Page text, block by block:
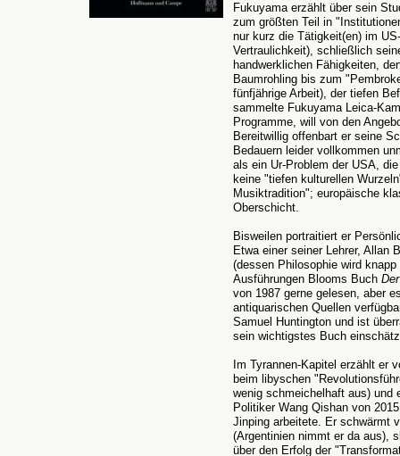
Fukuyama erzählt über sein
zum größten Teil in
nur kurz die Tätigkeit(en) im
Vertraulichkeit), schließlich
handwerklichen Fähigkeiten,
Baumrohling bis zum
fünfjährige Arbeit), der tiefen
sammelte Fukuyama Leica-
Programme, will von den
Bereitwillig offenbart er seine
Bedauern leider vollkommen
als ein Ur-Problem der USA,
keine "tiefen kulturellen
Musiktradition"; europäische
Oberschicht.
Bisweilen portraitiert er
Etwa einer seiner Lehrer, Allan
(dessen Philosophie wird
Ausführungen Blooms Buch
von 1987 gerne gelesen, aber
antiquarischen Quellen
Samuel Huntington und ist
sein wichtigstes Buch
Im Tyrannen-Kapitel erzählt er
beim libyschen
wenig schmeichelhaft aus) und
Politiker Wang Qishan von
Jinping arbeitete. Er schwärmt
(Argentinien nimmt er da aus),
über den Erfolg der